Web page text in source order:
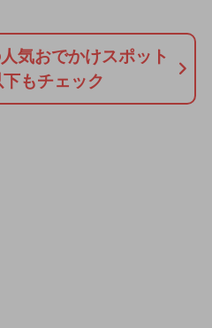
気おでかけスポット
もチェック